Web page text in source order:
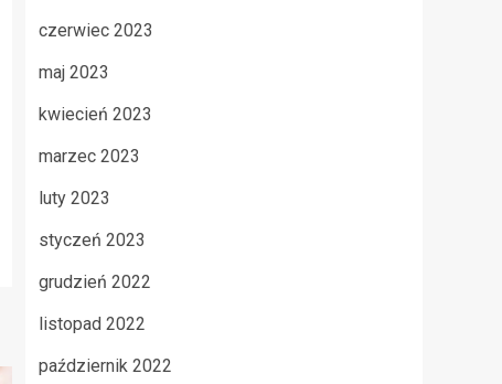
czerwiec 2023
maj 2023
kwiecień 2023
marzec 2023
luty 2023
styczeń 2023
grudzień 2022
listopad 2022
październik 2022